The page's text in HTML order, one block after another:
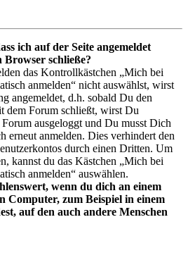
ich auf der Seite angemeldet
Browser schließe?
das Kontrollkästchen „Mich bei
anmelden“ nicht auswählst, wirst
angemeldet, d.h. sobald Du den
dem Forum schließt, wirst Du
Forum ausgeloggt und Du musst Dich
erneut anmelden. Dies verhindert den
durch einen Dritten. Um
kannst du das Kästchen „Mich bei
anmelden“ auswählen.
wenn du dich an einem
Computer, zum Beispiel in einem
auf den auch andere Menschen